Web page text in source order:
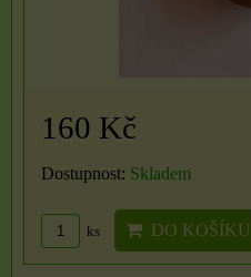
160 Kč
Dostupnost: Skladem
ks DO KOŠÍKU